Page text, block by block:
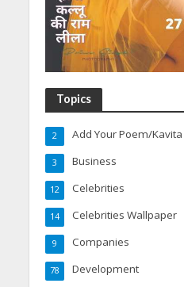
Topics
Add Your Poem/Kavita
2
Business
3
Celebrities
12
Celebrities Wallpaper
14
Companies
9
Development
78